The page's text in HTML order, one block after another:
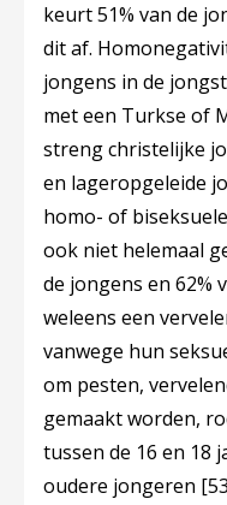
keurt 51% van de
dit af.
jongens in de
met een Turkse of
streng christelijke
en lageropgeleide
homo- of
ook niet helemaal
de jongens en 62%
weleens een
vanwege hun
om pesten,
gemaakt worden,
tussen de 16 en 18
oudere jongeren